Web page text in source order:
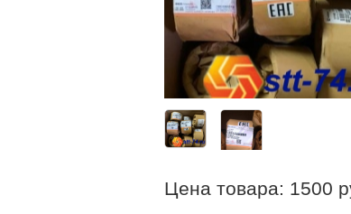
Цена товара: 1500